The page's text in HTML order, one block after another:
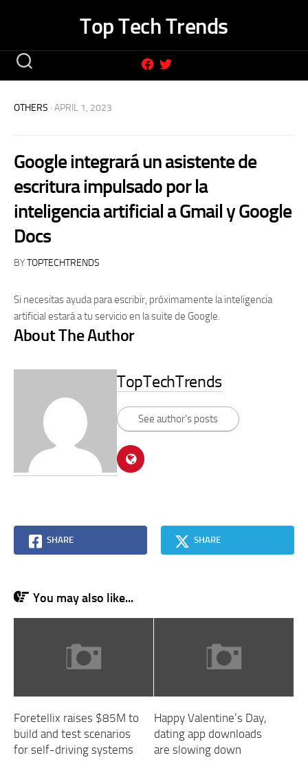
Top Tech Trends
OTHERS · APRIL 1, 2023
Google integrará un asistente de
escritura impulsado por la
inteligencia artificial a Gmail y Google
Docs
BYTOPTECHTRENDS
Si necesitas ayuda para escribir, próximamente la inteligencia
artificial estará a tu servicio en la suite de Google.
About The Author
TopTechTrends
See author's posts
SHARE SHARE
You may also like...
Foretellix raises $85M to
build and test scenarios
for self-driving systems
Happy Valentine’s Day,
dating app downloads
are slowing down